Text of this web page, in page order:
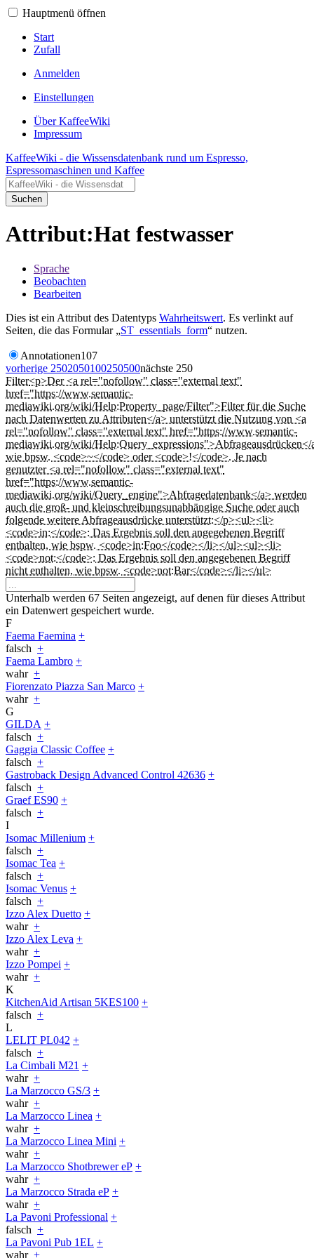
Hauptmenü öffnen
Start
Zufall
Anmelden
Einstellungen
Über KaffeeWiki
Impressum
KaffeeWiki - die Wissensdatenbank rund um Espresso,
Espressomaschinen und Kaffee
Suchen
Attribut:Hat festwasser
Sprache
Beobachten
Bearbeiten
Dies ist ein Attribut des Datentyps Wahrheitswert. Es verlinkt auf
Seiten, die das Formular „ST_essentials_form“ nutzen.
Annotationen107
vorherige 2502050100250500nächste 250
Filter<p>Der <a rel="nofollow" class="external text"
href="https://www.semantic-
mediawiki.org/wiki/Help:Property_page/Filter">Filter für die Suche
nach Datenwerten zu Attributen</a> unterstützt die Nutzung von <a
rel="nofollow" class="external text" href="https://www.semantic-
mediawiki.org/wiki/Help:Query_expressions">Abfrageausdrücken</
wie bpsw. <code>~</code> oder <code>!</code>. Je nach
genutzter <a rel="nofollow" class="external text"
href="https://www.semantic-
mediawiki.org/wiki/Query_engine">Abfragedatenbank</a> werden
auch die groß- und kleinschreibungsunabhängige Suche oder auch
folgende weitere Abfrageausdrücke unterstützt:</p><ul><li>
<code>in:</code>: Das Ergebnis soll den angegebenen Begriff
enthalten, wie bspw. <code>in:Foo</code></li></ul><ul><li>
<code>not:</code>: Das Ergebnis soll den angegebenen Begriff
nicht enthalten, wie bpsw. <code>not:Bar</code></li></ul>
Unterhalb werden 67 Seiten angezeigt, auf denen für dieses Attribut
ein Datenwert gespeichert wurde.
F
Faema Faemina +
falsch +
Faema Lambro +
wahr +
Fiorenzato Piazza San Marco +
wahr +
G
GILDA +
falsch +
Gaggia Classic Coffee +
falsch +
Gastroback Design Advanced Control 42636 +
falsch +
Graef ES90 +
falsch +
I
Isomac Millenium +
falsch +
Isomac Tea +
falsch +
Isomac Venus +
falsch +
Izzo Alex Duetto +
wahr +
Izzo Alex Leva +
wahr +
Izzo Pompei +
wahr +
K
KitchenAid Artisan 5KES100 +
falsch +
L
LELIT PL042 +
falsch +
La Cimbali M21 +
wahr +
La Marzocco GS/3 +
wahr +
La Marzocco Linea +
wahr +
La Marzocco Linea Mini +
wahr +
La Marzocco Shotbrewer eP +
wahr +
La Marzocco Strada eP +
wahr +
La Pavoni Professional +
falsch +
La Pavoni Pub 1EL +
wahr +